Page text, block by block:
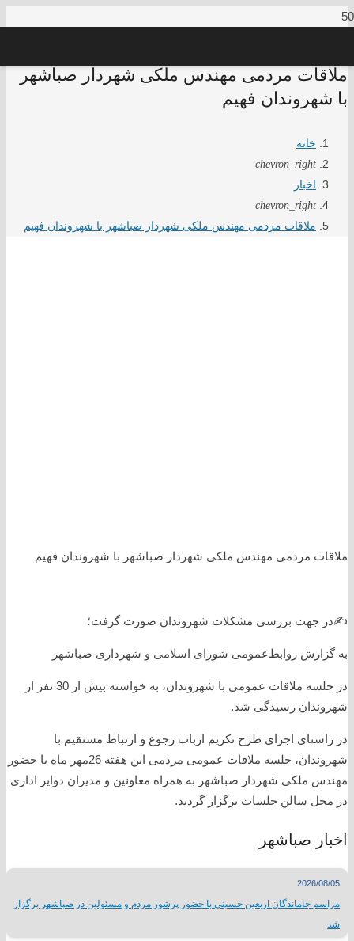
ملاقات مردمی مهندس ملکی شهردار صباشهر
با شهروندان فهیم
خانه
chevron_right
اخبار
chevron_right
ملاقات مردمی مهندس ملکی شهردار صباشهر با شهروندان فهیم
ملاقات مردمی مهندس ملکی شهردار صباشهر با شهروندان فهیم
✍️در جهت بررسی مشکلات شهروندان صورت گرفت؛
به گزارش روابط‌عمومی شورای اسلامی و شهرداری صباشهر
در جلسه ملاقات عمومی با شهروندان، به خواسته بیش از 30 نفر از
شهروندان رسیدگی شد.
در راستای اجرای طرح تکریم ارباب رجوع و ارتباط مستقیم با
شهروندان، جلسه ملاقات عمومی مردمی این هفته 26مهر ماه با حضور
مهندس ملکی شهردار صباشهر به همراه معاونین و مدیران دوایر اداری
در محل سالن جلسات برگزار گردید.
اخبار صباشهر
2026/08/05
مراسم جاماندگان اربعین حسینی با حضور پرشور مردم و مسئولین در صباشهر برگزار
شد